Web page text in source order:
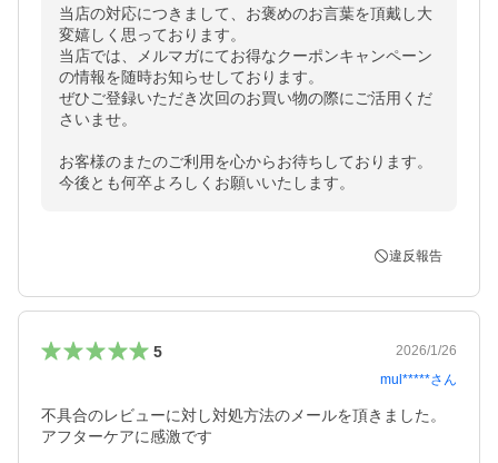
当店の対応につきまして、お褒めのお言葉を頂戴し大
変嬉しく思っております。
当店では、メルマガにてお得なクーポンキャンペーン
の情報を随時お知らせしております。
ぜひご登録いただき次回のお買い物の際にご活用くだ
さいませ。
お客様のまたのご利用を心からお待ちしております。
今後とも何卒よろしくお願いいたします。
違反報告
5
2026/1/26
mul*****さん
不具合のレビューに対し対処方法のメールを頂きました。
アフターケアに感激です